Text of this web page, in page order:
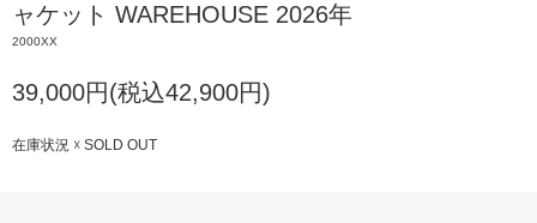
ャケット WAREHOUSE 2026年
2000XX
39,000円(税込42,900円)
在庫状況 ☓ SOLD OUT